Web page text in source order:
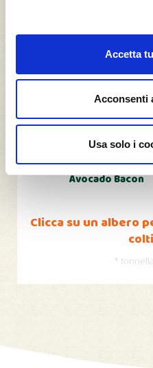
Accetta
Acconsenti
Usa solo i
1,80
t CO2*
50
Avocado Bacon
Clicca su un albero
*